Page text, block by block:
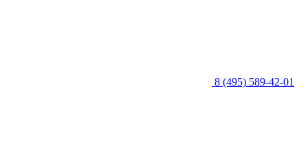
8 (495) 589-42-01